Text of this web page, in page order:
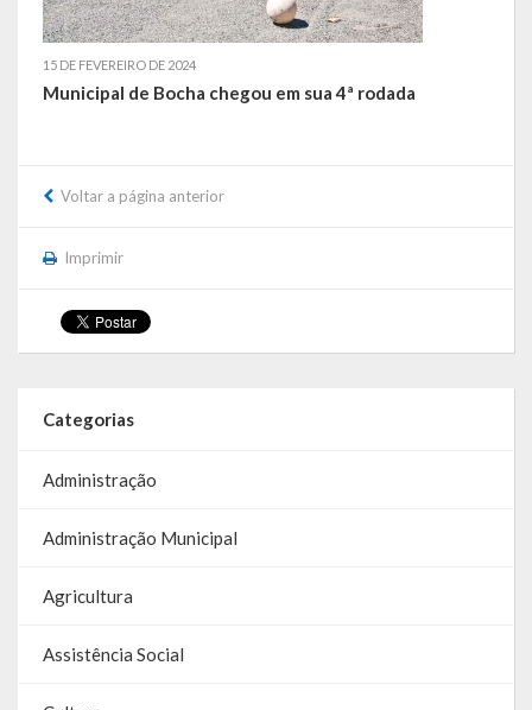
Pontos Turísticos
Hospedagem
Calendário de Eventos
Galeria de Soberanas
Galeria de Fotos
15 DE FEVEREIRO DE 2024
Municipal de Bocha chegou em sua 4ª rodada
Voltar a página anterior
Imprimir
Categorias
Administração
Administração Municipal
Agricultura
Assistência Social